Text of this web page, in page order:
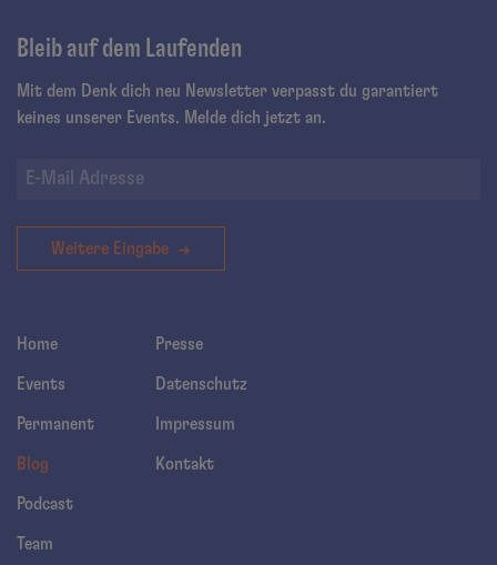
Bleib auf dem Laufenden
Mit dem Denk dich neu Newsletter verpasst du garantiert
keines unserer Events. Melde dich jetzt an.
Weitere Eingabe
Home
Events
Permanent
Blog
Podcast
Team
Presse
Datenschutz
Impressum
Kontakt